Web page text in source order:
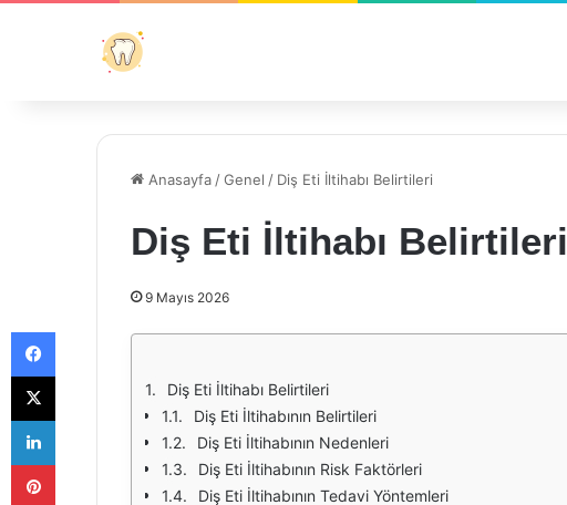
Anasayfa /Genel / Diş Eti İltihabı Belirtileri
Diş Eti İltihabı Belirtileri
9 Mayıs 2026
Diş Eti İltihabı Belirtileri
Diş Eti İltihabının Belirtileri
Diş Eti İltihabının Nedenleri
Diş Eti İltihabının Risk Faktörleri
Diş Eti İltihabının Tedavi Yöntemleri
Facebook
X
LinkedIn
Pinterest